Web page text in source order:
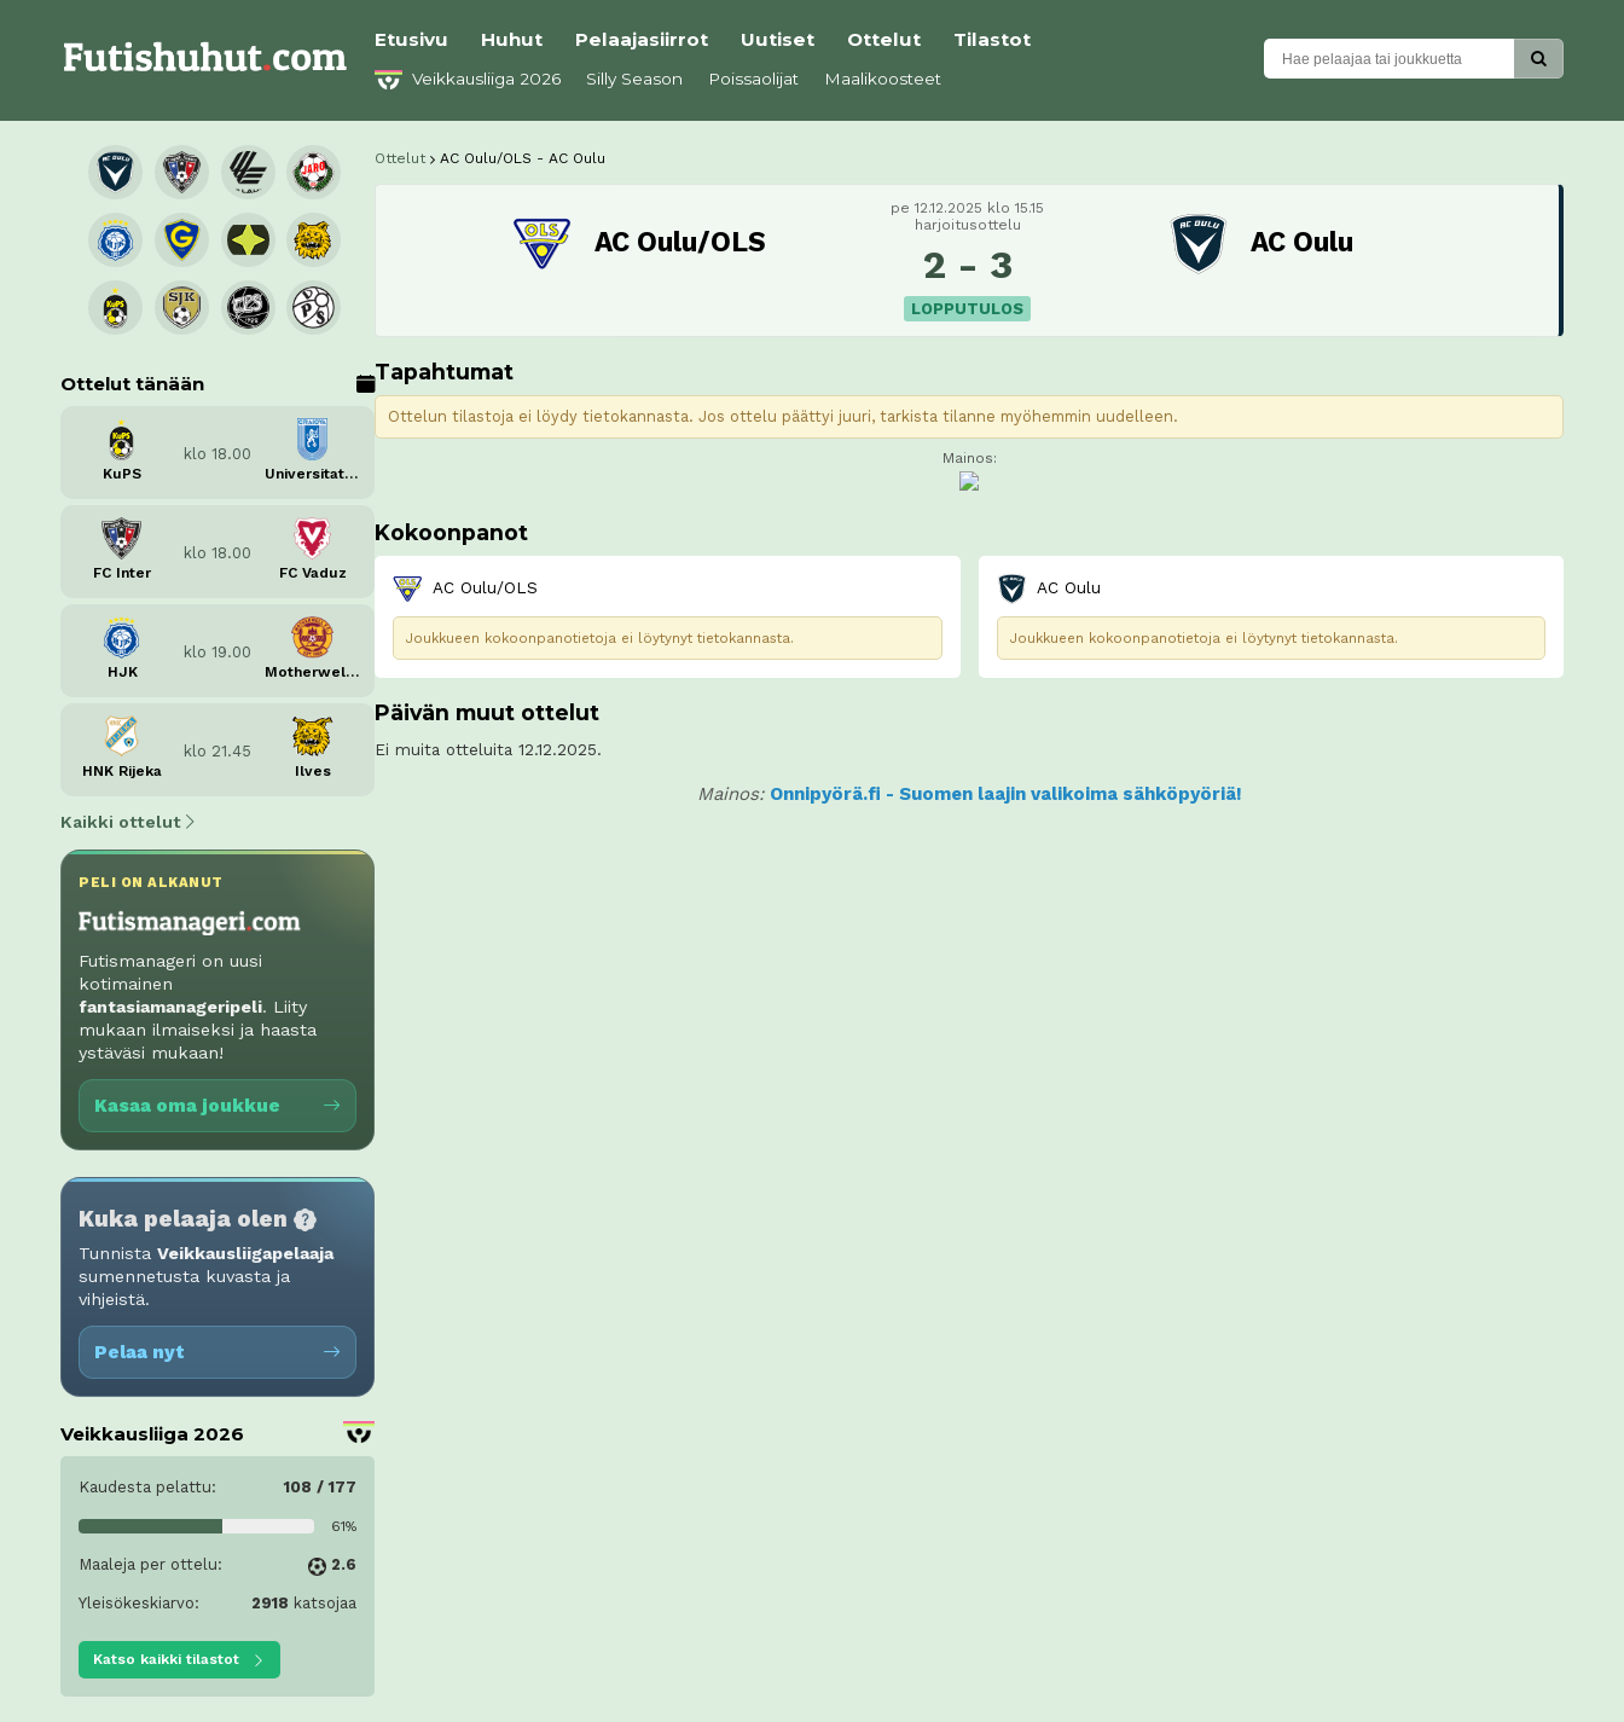
Etusivu Huhut Pelaajasiirrot Uutiset Ottelut Tilastot
Veikkausliiga 2026 Silly Season Poissaolijat Maalikoosteet
Ottelut tänään
KuPS
klo 18.00
Universitatea Craiova
FC Inter
klo 18.00
FC Vaduz
HJK
klo 19.00
Motherwell FC
HNK Rijeka
klo 21.45
Ilves
Kaikki ottelut
PELI ON ALKANUT
Futismanageri on uusi
kotimainen
fantasiamanageripeli. Liity
mukaan ilmaiseksi ja haasta
ystäväsi mukaan!
Kasaa oma joukkue
Kuka pelaaja olen
Tunnista Veikkausliigapelaaja
sumennetusta kuvasta ja
vihjeistä.
Pelaa nyt
Veikkausliiga 2026
Kaudesta pelattu: 108 / 177
61%
Maaleja per ottelu: 2.6
Yleisökeskiarvo: 2918 katsojaa
Katso kaikki tilastot
Ottelut AC Oulu/OLS - AC Oulu
AC Oulu/OLS
pe 12.12.2025 klo 15.15
harjoitusottelu
2 - 3
LOPPUTULOS
AC Oulu
Tapahtumat
Ottelun tilastoja ei löydy tietokannasta. Jos ottelu päättyi juuri, tarkista tilanne myöhemmin uudelleen.
Mainos:
Kokoonpanot
AC Oulu/OLS
Joukkueen kokoonpanotietoja ei löytynyt tietokannasta.
AC Oulu
Joukkueen kokoonpanotietoja ei löytynyt tietokannasta.
Päivän muut ottelut
Ei muita otteluita 12.12.2025.
Mainos: Onnipyörä.fi - Suomen laajin valikoima sähköpyöriä!